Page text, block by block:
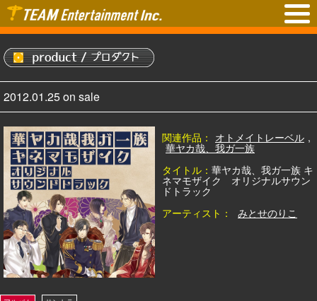
2012.01.25 on sale
関連作品： オトメイトレーベル ,
華ヤカ哉、我ガ一族
タイトル： 華ヤカ哉、我ガ一族 キ
ネマモザイク オリジナルサウン
ドトラック
アーティスト：
みとせのりこ